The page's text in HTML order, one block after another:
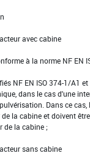
avec cabine
à la norme NF EN
NF EN ISO 374-1/A1
dans le cas d'une
Dans ce
la cabine et doivent
de la cabine ;
sans cabine